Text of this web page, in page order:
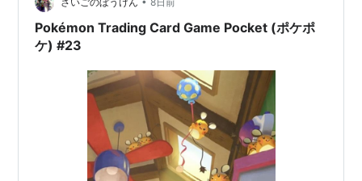
Pokémon Trading Card Game Pocket (ポケポ
ケ) #23